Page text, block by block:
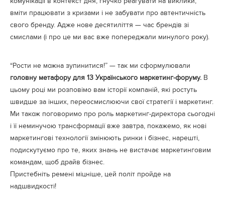
вміти працювати з кризами і не забувати про автентичність
свого бренду. Адже нове десятиліття — час брендів зі
смислами (і про це ми вас вже попереджали минулого року).
“Рости не можна зупинитися!” — так ми сформулювали
головну метафору для 13 Українського маркетинг-форуму. В
цьому році ми розповімо вам історії компаній, які ростуть
швидше за інших, переосмислюючи свої стратегії і маркетинг.
Ми також поговоримо про роль маркетинг-директора сьогодні
і її неминучою трансформації вже завтра, покажемо, як нові
маркетингові технології змінюють ринки і бізнес, нарешті,
подискутуємо про те, яких знань не вистачає маркетинговим
командам, щоб драйв бізнес.
Пристебніть ремені міцніше, цей політ пройде на
надшвидкості!